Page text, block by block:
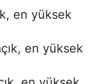
en yüksek
en yüksek